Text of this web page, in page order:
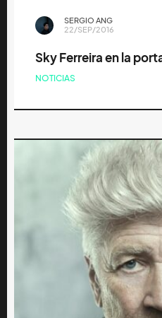
SERGIO ANG
22/SEP/2016
Sky Ferreira en la
NOTICIAS